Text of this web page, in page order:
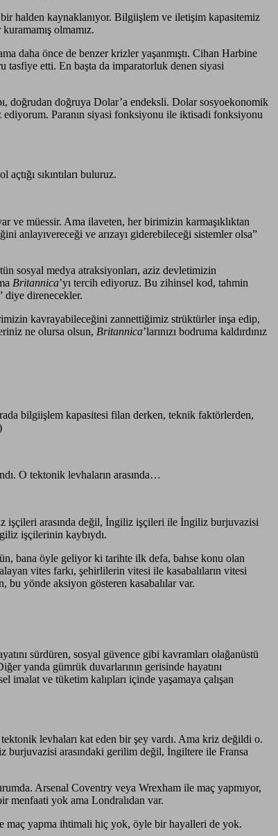
halden kaynaklanıyor. Bilgiişlem ve iletişim kapasitemiz
olmamız.
daha önce de benzer krizler yaşanmıştı. Cihan Harbine
tasfiye etti. En başta da imparatorluk denen siyasi
doğrudan doğruya Dolar’a endeksli. Dolar sosyoekonomik
Paranın siyasi fonksiyonu ile iktisadi fonksiyonu
sıkıntıları buluruz.
ve müessir. Ama ilaveten, her birimizin karmaşıklıktan
anlayıvereceği ve arızayı giderebileceği sistemler olsa”
sosyal medya atraksiyonları, aziz devletimizin
Britannica’yı tercih ediyoruz. Bu zihinsel kod, tahmin
diye direnecekler.
kavrayabileceğini zannettiğimiz strüktürler inşa edip,
ne olursa olsun, Britannica’larınızı bodruma kaldırdınız
bilgiişlem kapasitesi filan derken, teknik faktörlerden,
O tektonik levhaların arasında…
işçileri arasında değil, İngiliz işçileri ile İngiliz burjuvazisi
işçilerinin kaybıydı.
bana öyle geliyor ki tarihte ilk defa, bahse konu olan
vites farkı, şehirlilerin vitesi ile kasabalıların vitesi
yönde aksiyon gösteren kasabalılar var.
sürdüren, sosyal güvence gibi kavramları olağanüstü
yanda gümrük duvarlarının gerisinde hayatını
imalat ve tüketim kalıpları içinde yaşamaya çalışan
levhaları kat eden bir şey vardı. Ama kriz değildi o.
arasındaki gerilim değil, İngiltere ile Fransa
Arsenal Coventry veya Wrexham ile maç yapmıyor,
menfaati yok ama Londralıdan var.
maç yapma ihtimali hiç yok, öyle bir hayalleri de yok.